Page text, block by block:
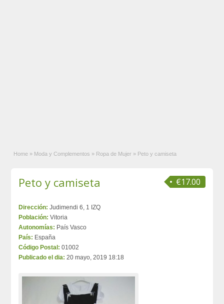
Home » Moda y Complementos » Ropa de Mujer » Peto y camiseta
€17.00
Peto y camiseta
Dirección: Judimendi 6, 1 IZQ
Población: Vitoria
Autonomías: País Vasco
País: España
Código Postal: 01002
Publicado el dia: 20 mayo, 2019 18:18